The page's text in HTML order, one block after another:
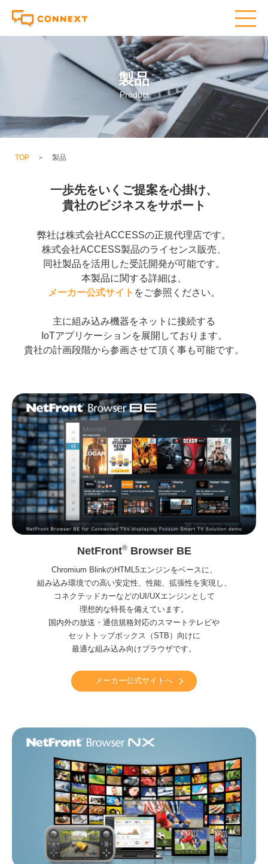
製品
Product
TOP ＞ 製品
一歩先をいくご提案を心掛け、
貴社のビジネスをサポート
弊社は株式会社ACCESSの正規代理店です。
株式会社ACCESS製品のライセンス販売、
同社製品を活用した受託開発が可能です。
本製品に関する詳細は、
メーカー公式サイト をご参照ください。
主に組み込み機器をネットに接続する
IoTアプリケーションを展開しております。
貴社の計画段階から参画させて頂く事も可能です。
NetFront®Browser BE
Chromium BlinkのHTML5エンジンをベースに、
組み込み環境での高い安定性、性能、拡張性を実現し、
コネクテッドカーなどのUI/UXエンジンとして
理想的な特長を備えています。
国内外の放送・通信規格対応のスマートテレビや
セットトップボックス（STB）向けに
最適な組み込み向けブラウザです。
メーカー公式サイトへ